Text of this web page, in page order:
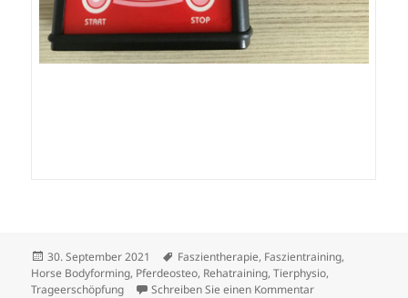
Veröffentlicht
am
30. September 2021 Schlagwörter
Faszientherapie, Faszientraining,
Horse Bodyforming, Pferdeosteo, Rehatraining,Tierphysio,
Trageerschöpfung
Schreiben Sie einen Kommentarzu